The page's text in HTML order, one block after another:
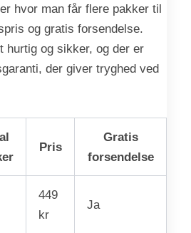
hvor man får flere pakker til
og gratis forsendelse.
hurtig og sikker, og der er
der giver tryghed ved
Pris
Gratis
forsendelse
449
kr
Ja